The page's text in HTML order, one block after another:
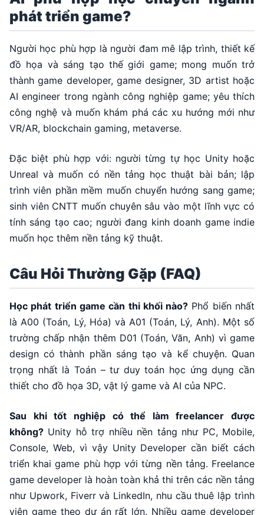
phát triển game?
Người học phù hợp là người đam mê lập trình, thiết kế
đồ họa và sáng tạo thế giới game; mong muốn trở
thành game developer, game designer, 3D artist hoặc
AI engineer trong ngành công nghiệp game; yêu thích
công nghệ và muốn khám phá các xu hướng mới như
VR/AR, blockchain gaming, metaverse.
Đặc biệt phù hợp với: người từng tự học Unity hoặc
Unreal và muốn có nền tảng học thuật bài bản; lập
trình viên phần mềm muốn chuyển hướng sang game;
sinh viên CNTT muốn chuyên sâu vào một lĩnh vực có
tính sáng tạo cao; người đang kinh doanh game indie
muốn học thêm nền tảng kỹ thuật.
Câu Hỏi Thường Gặp (FAQ)
Học phát triển game cần thi khối nào? Phổ biến nhất
là A00 (Toán, Lý, Hóa) và A01 (Toán, Lý, Anh). Một số
trường chấp nhận thêm D01 (Toán, Văn, Anh) vì game
design có thành phần sáng tạo và kể chuyện. Quan
trọng nhất là Toán – tư duy toán học ứng dụng cần
thiết cho đồ họa 3D, vật lý game và AI của NPC.
Sau khi tốt nghiệp có thể làm freelancer được
không? Unity hỗ trợ nhiều nền tảng như PC, Mobile,
Console, Web, vì vậy Unity Developer cần biết cách
triển khai game phù hợp với từng nền tảng. Freelance
game developer là hoàn toàn khả thi trên các nền tảng
như Upwork, Fiverr và LinkedIn, nhu cầu thuê lập trình
viên game theo dự án rất lớn. Nhiều game developer